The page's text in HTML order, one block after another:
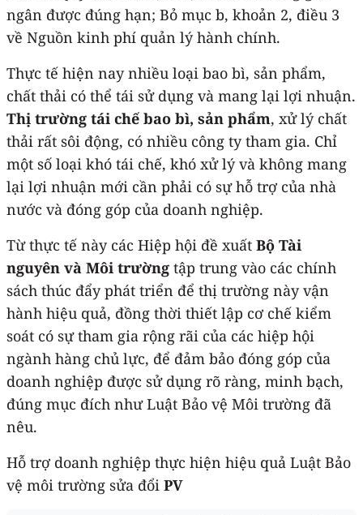
ngân được đúng hạn; Bỏ mục b, khoản 2, điều 3
về Nguồn kinh phí quản lý hành chính.
Thực tế hiện nay nhiều loại bao bì, sản phẩm,
chất thải có thể tái sử dụng và mang lại lợi nhuận.
Thị trường tái chế bao bì, sản phẩm, xử lý chất
thải rất sôi động, có nhiều công ty tham gia. Chỉ
một số loại khó tái chế, khó xử lý và không mang
lại lợi nhuận mới cần phải có sự hỗ trợ của nhà
nước và đóng góp của doanh nghiệp.
Từ thực tế này các Hiệp hội đề xuất Bộ Tài
nguyên và Môi trường tập trung vào các chính
sách thúc đẩy phát triển để thị trường này vận
hành hiệu quả, đồng thời thiết lập cơ chế kiểm
soát có sự tham gia rộng rãi của các hiệp hội
ngành hàng chủ lực, để đảm bảo đóng góp của
doanh nghiệp được sử dụng rõ ràng, minh bạch,
đúng mục đích như Luật Bảo vệ Môi trường đã
nêu.
Hỗ trợ doanh nghiệp thực hiện hiệu quả Luật Bảo
vệ môi trường sửa đổi PV